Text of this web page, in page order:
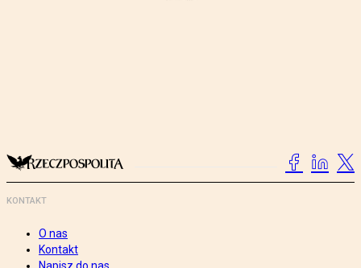
KONTAKT
O nas
Kontakt